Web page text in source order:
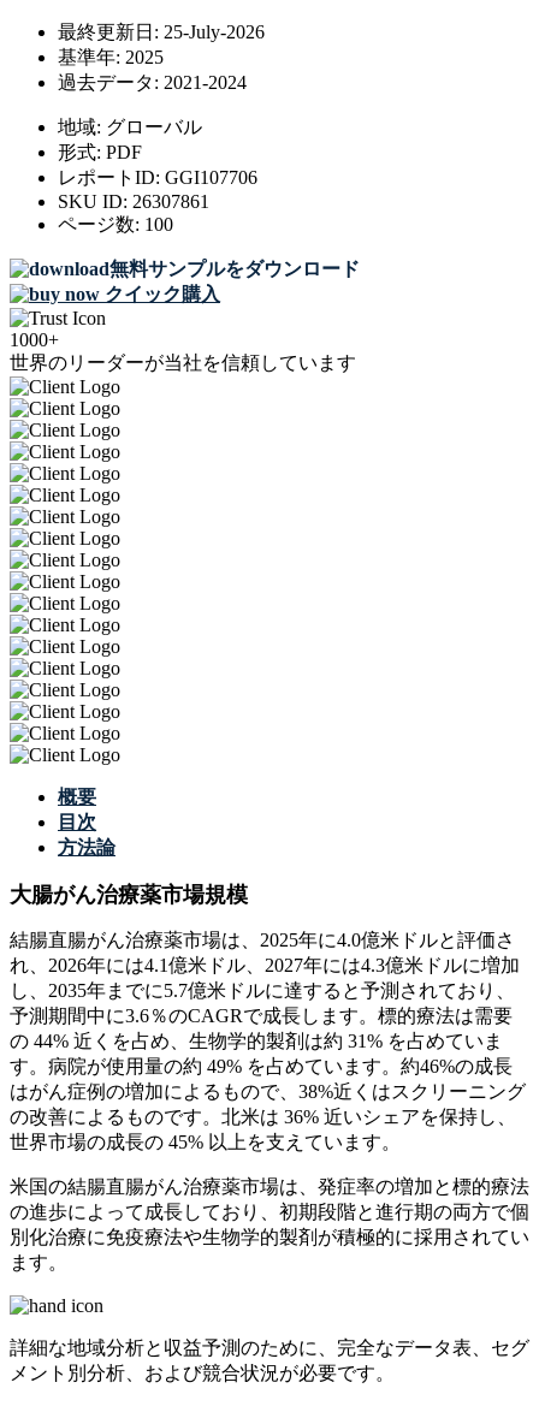
最終更新日: 25-July-2026
基準年: 2025
過去データ: 2021-2024
地域: グローバル
形式: PDF
レポートID: GGI107706
SKU ID: 26307861
ページ数: 100
無料サンプルをダウンロード
クイック購入
1000+
世界のリーダーが当社を信頼しています
概要
目次
方法論
大腸がん治療薬市場規模
結腸直腸がん治療薬市場は、2025年に4.0億米ドルと評価さ
れ、2026年には4.1億米ドル、2027年には4.3億米ドルに増加
し、2035年までに5.7億米ドルに達すると予測されており、
予測期間中に3.6％のCAGRで成長します。標的療法は需要
の 44% 近くを占め、生物学的製剤は約 31% を占めていま
す。病院が使用量の約 49% を占めています。約46%の成長
はがん症例の増加によるもので、38%近くはスクリーニング
の改善によるものです。北米は 36% 近いシェアを保持し、
世界市場の成長の 45% 以上を支えています。
米国の結腸直腸がん治療薬市場は、発症率の増加と標的療法
の進歩によって成長しており、初期段階と進行期の両方で個
別化治療に免疫療法や生物学的製剤が積極的に採用されてい
ます。
詳細な地域分析と収益予測のために、 完全なデータ表、セグ
メント別分析、および競合状況が必要です。